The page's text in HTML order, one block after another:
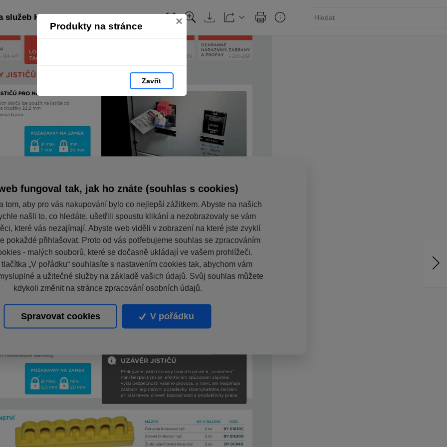
Produkty na stránce ×
Zavřít
HAPPY END 2023: strana 158
fungoval tak, jak ho znáte (souhlas s cookies)
tom, aby pro vás nakupování bylo co nejlepší zážitkem. Abyste na našich
našli to, co hledáte, ušetřili spoustu klikání a nezobrazovaly se vám
které vás nezajímají. Abyste web viděli v zobrazení na které jste zvyklí
pokaždé přihlašovat. Proto od vás potřebujeme souhlas se zpracováním
- malých souborů, které se dočasně ukládají ve vašem prohlížeči.
„V pořádku“ souhlasíte s nastavením cookies tak, abychom vám
a užitečné služby na základě vašich údajů. Svůj souhlas můžete
kdykoli změnit na stránce zpracování osobních údajů.
Spravovat cookies V pořádku